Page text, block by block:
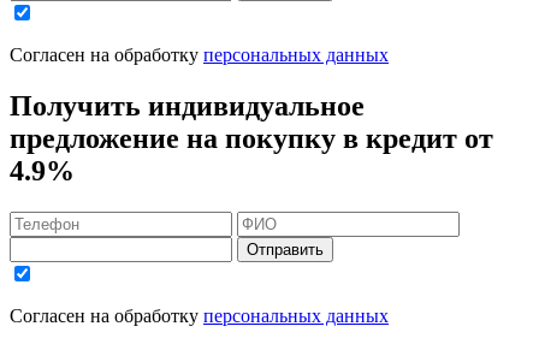
Согласен на обработку персональных данных
Получить индивидуальное
предложение на покупку в кредит от
4.9%
Отправить
Согласен на обработку персональных данных